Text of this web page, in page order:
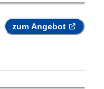
zum Angebot